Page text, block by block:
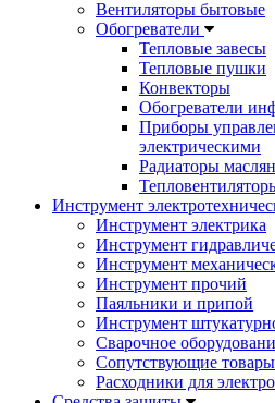
Вентиляторы бытовые
Обогреватели
Тепловые завесы
Тепловые пушки
Конвекторы
Обогреватели
Приборы
электрическими
Радиаторы
Инструмент
Инструмент электрика
Инструмент
Инструмент
Инструмент прочий
Паяльники и припой
Инструмент
Сварочное
Сопутствующие товары
Расходники для